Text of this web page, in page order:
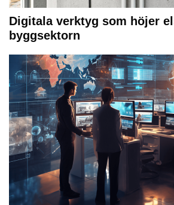
Digitala verktyg som höjer
byggsektorn